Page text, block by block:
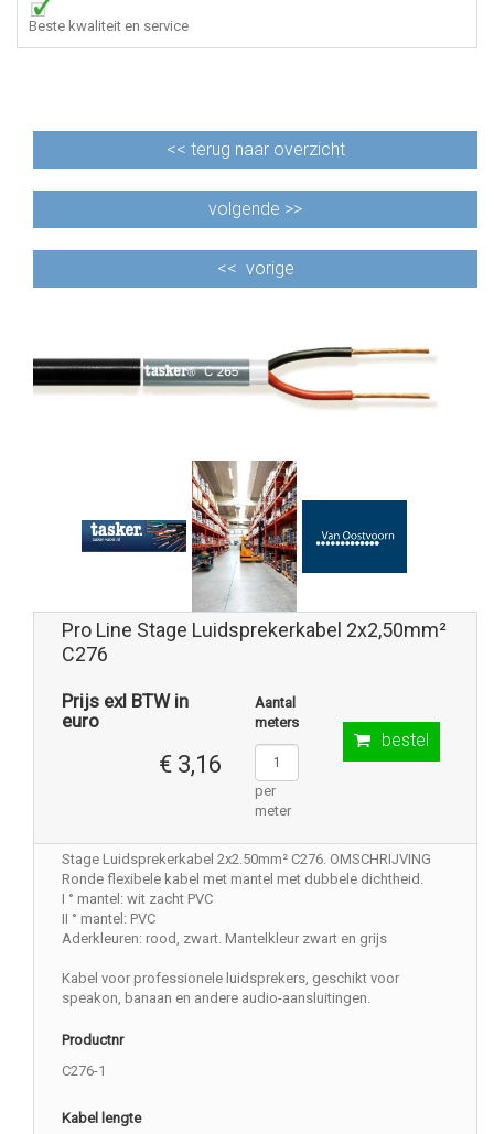
Beste kwaliteit en service
<< terug naar overzicht
volgende >>
<< vorige
Pro Line Stage Luidsprekerkabel 2x2,50mm²
C276
Prijs exl BTW in
euro
€ 3,16
Aantal
meters
per
meter
bestel
Stage Luidsprekerkabel 2x2.50mm² C276. OMSCHRIJVING
Ronde flexibele kabel met mantel met dubbele dichtheid.
I ° mantel: wit zacht PVC
II ° mantel: PVC
Aderkleuren: rood, zwart. Mantelkleur zwart en grijs
Kabel voor professionele luidsprekers, geschikt voor
speakon, banaan en andere audio-aansluitingen.
Productnr
C276-1
Kabel lengte